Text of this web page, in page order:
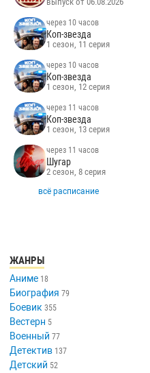
через 10 часов
Коп-звезда
1 сезон, 11 серия
через 10 часов
Коп-звезда
1 сезон, 12 серия
через 11 часов
Коп-звезда
1 сезон, 13 серия
через 11 часов
Шугар
2 сезон, 8 серия
всё расписание
ЖАНРЫ
Аниме 18
Биография 79
Боевик 355
Вестерн 5
Военный 77
Детектив 137
Детский 52